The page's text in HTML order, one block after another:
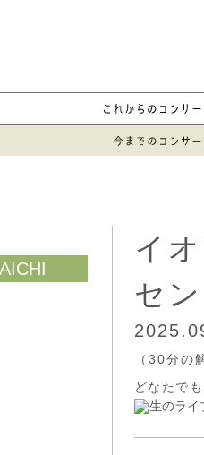
イ
セ
（30分の
どなたで
生のライ